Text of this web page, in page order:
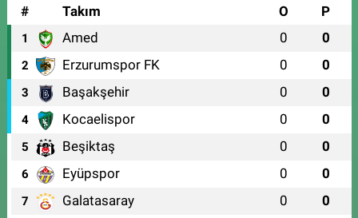
#
Takım O P
1 Amed 0 0
2 Erzurumspor FK 0 0
3 Başakşehir 0 0
4 Kocaelispor 0 0
5 Beşiktaş 0 0
6 Eyüpspor 0 0
7 Galatasaray 0 0